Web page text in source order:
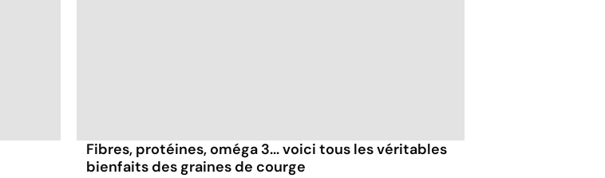
Fibres, protéines, oméga 3... voici tous les véritables
bienfaits des graines de courge